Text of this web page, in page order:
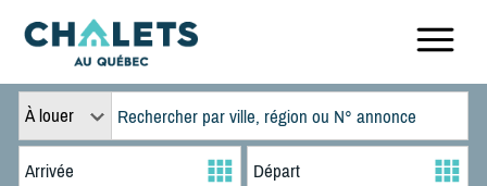
À louer